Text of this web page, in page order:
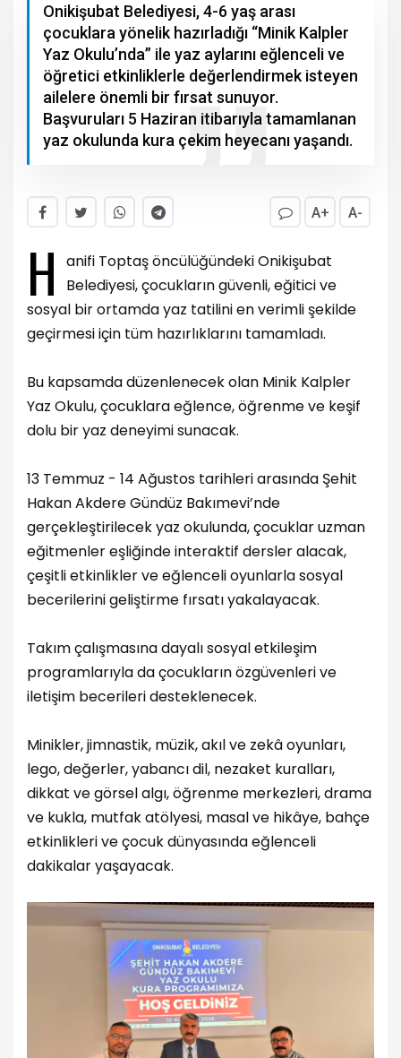
Onikişubat Belediyesi, 4-6 yaş arası
çocuklara yönelik hazırladığı “Minik Kalpler
Yaz Okulu’nda” ile yaz aylarını eğlenceli ve
öğretici etkinliklerle değerlendirmek isteyen
ailelere önemli bir fırsat sunuyor.
Başvuruları 5 Haziran itibarıyla tamamlanan
yaz okulunda kura çekim heyecanı yaşandı.
A+ A-
H
anifi Toptaş öncülüğündeki Onikişubat
Belediyesi, çocukların güvenli, eğitici ve
sosyal bir ortamda yaz tatilini en verimli şekilde
geçirmesi için tüm hazırlıklarını tamamladı.
Bu kapsamda düzenlenecek olan Minik Kalpler
Yaz Okulu, çocuklara eğlence, öğrenme ve keşif
dolu bir yaz deneyimi sunacak.
13 Temmuz - 14 Ağustos tarihleri arasında Şehit
Hakan Akdere Gündüz Bakımevi’nde
gerçekleştirilecek yaz okulunda, çocuklar uzman
eğitmenler eşliğinde interaktif dersler alacak,
çeşitli etkinlikler ve eğlenceli oyunlarla sosyal
becerilerini geliştirme fırsatı yakalayacak.
Takım çalışmasına dayalı sosyal etkileşim
programlarıyla da çocukların özgüvenleri ve
iletişim becerileri desteklenecek.
Minikler, jimnastik, müzik, akıl ve zekâ oyunları,
lego, değerler, yabancı dil, nezaket kuralları,
dikkat ve görsel algı, öğrenme merkezleri, drama
ve kukla, mutfak atölyesi, masal ve hikâye, bahçe
etkinlikleri ve çocuk dünyasında eğlenceli
dakikalar yaşayacak.